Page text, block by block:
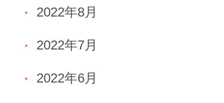
2022年8月
2022年7月
2022年6月